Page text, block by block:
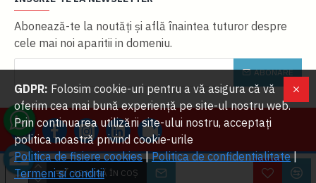
ADAUGĂ ÎN COŞ
Abonează-te la noutăţi și află înaintea tuturor despre
cele mai noi aparitii in domeniu.
ABONARE
2023 OVERLORDS SRL. Toate drepturile rezervate | Dezvoltat cu ❤ de
GDPR: Folosim cookie-uri pentru a vă asigura că vă
oferim cea mai bună experiență pe site-ul nostru web.
Prin continuarea utilizării site-ului nostru, acceptați
politica noastră privind cookie-urile
Politica de fisiere cookies|Politica de confidentialitate|
Termeni si conditii